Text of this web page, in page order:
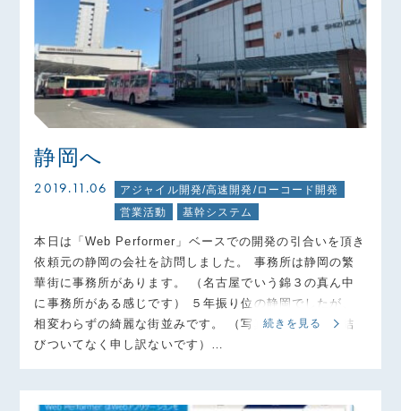
静岡へ
2019.11.06
アジャイル開発/高速開発/ローコード開発
営業活動
基幹システム
本日は「Web Performer」ベースでの開発の引合いを頂き
依頼元の静岡の会社を訪問しました。 事務所は静岡の繁
華街に事務所があります。 （名古屋でいう錦３の真ん中
に事務所がある感じです） ５年振り位の静岡でしたが、
相変わらずの綺麗な街並みです。 （写真とコメントが結
びついてなく申し訳ないです）…
続きを見る